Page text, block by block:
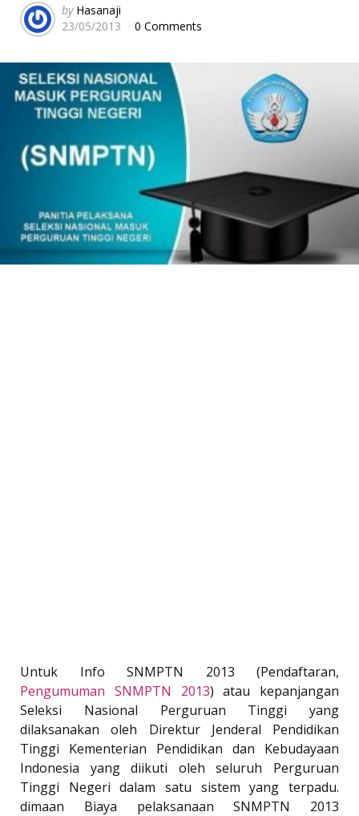
Posted
by
by Hasanaji
23/05/2013
0 Comments
Untuk Info SNMPTN 2013 (Pendaftaran,
Pengumuman SNMPTN 2013) atau kepanjangan
Seleksi Nasional Perguruan Tinggi yang
dilaksanakan oleh Direktur Jenderal Pendidikan
Tinggi Kementerian Pendidikan dan Kebudayaan
Indonesia yang diikuti oleh seluruh Perguruan
Tinggi Negeri dalam satu sistem yang terpadu.
dimaan Biaya pelaksanaan SNMPTN 2013